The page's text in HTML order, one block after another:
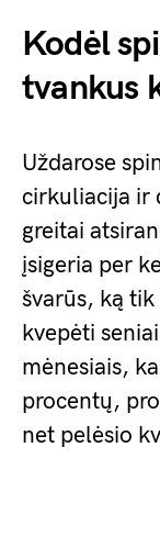
Kodėl
tvankus
Uždarose
cirkuliacija ir
greitai
įsigeria per
švarūs, ką
kvepėti
mėnesiais,
procentų,
net pelėsio